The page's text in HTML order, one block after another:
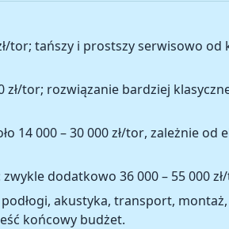
tor; tańszy i prostszy serwisowo od
zł/tor; rozwiązanie bardziej
14 000 – 30 000 zł/tor, zależnie od
zwykle dodatkowo 36 000 – 55 000
akustyka, transport,
końcowy budżet.